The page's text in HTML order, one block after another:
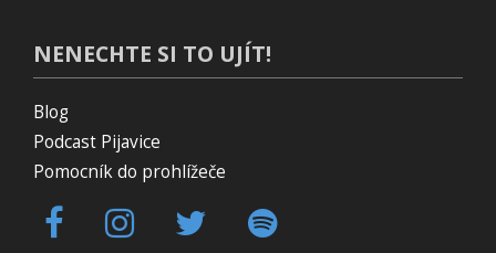
NENECHTE SI TO UJÍT!
Blog
Podcast Pijavice
Pomocník do prohlížeče